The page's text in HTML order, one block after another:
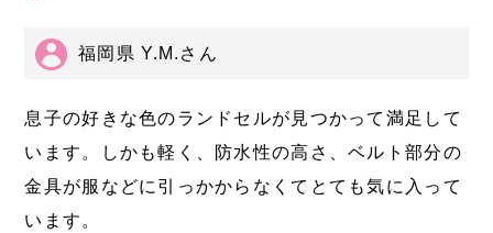
福岡県 Y.M.さん
息子の好きな色のランドセルが見つかって満足して
います。しかも軽く、防水性の高さ、ベルト部分の
金具が服などに引っかからなくてとても気に入って
います。